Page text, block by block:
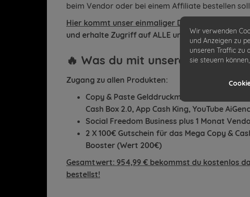
beim Vendor oder bei einem Affiliate bestellen
Hier kommt unser einmaliger Deal für Dich:
und erhalte Zugriff auf ALLE unsere Produkte!
🔥 Was du mit unserem Bonus
Zugang zu allen Produkten:
Copy & Paste Gelddruckmaschine, Nischen
Cash Box 2.0, App Cash King, YouTube
Social Freedom Business plus 1 Monat
2 X 100€ Gutschein für das Mega Copy &
Booster (Wert 200€)
Gesamtwert: 954,99 € bekommst du kostenlos
bestellst!
Wir verwenden
und Anzeigen zu
unseren Traffic zu
sie steuern